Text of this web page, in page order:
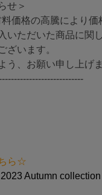
せ＞
価格の高騰により価
いただいた商品に関
ざいます。
う、お願い申し上げま
ら☆
Autumn collection